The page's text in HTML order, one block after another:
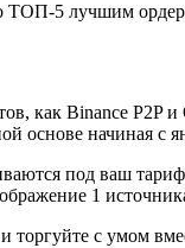
5 лучшим
как Binance
основе начиная с
под ваш
1
торгуйте с умом